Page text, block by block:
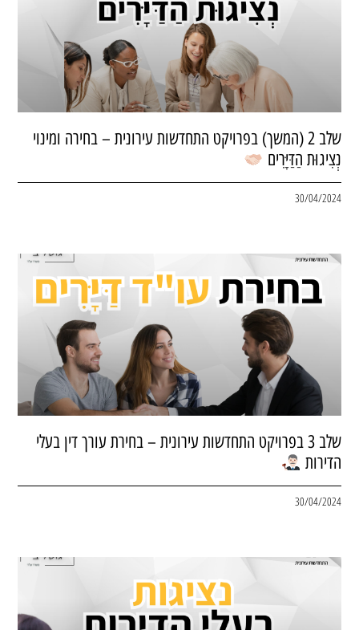
שלב 2 (המשך) בפרויקט התחדשות עירונית – בחירה ומינוי
נְצִיגוּת הַדַּיָּרִים
30/04/2024
שלב 3 בפרויקט התחדשות עירונית – בחירת עורך דין בעלי
הדירות
30/04/2024